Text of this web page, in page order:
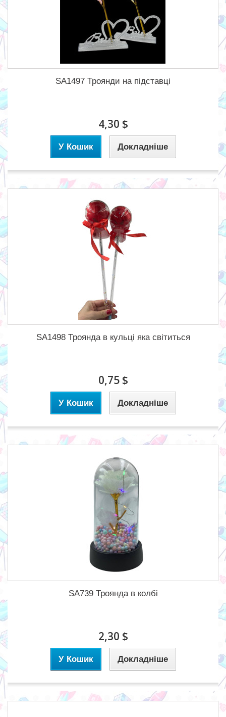
SA1497 Троянди на підставці
4,30 $
У Кошик Докладніше
SA1498 Троянда в кульці яка світиться
0,75 $
У Кошик Докладніше
SA739 Троянда в колбі
2,30 $
У Кошик Докладніше